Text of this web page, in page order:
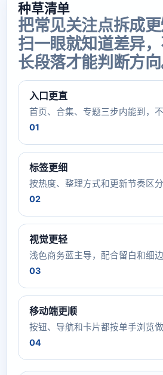
种草清单
把常见关注点拆成更
扫一眼就知道差异
长段落才能判断方向
入口更直
首页、合集、专题三步内能到，不
01
标签更细
按热度、整理方式和更新节奏区分
02
视觉更轻
浅色商务蓝主导，配合留白和细边
03
移动端更顺
按钮、导航和卡片都按单手浏览做
04